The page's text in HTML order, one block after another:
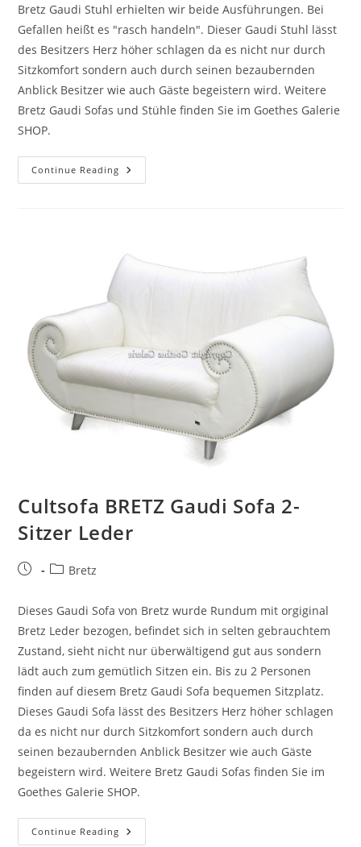
Bretz Gaudi Stuhl erhielten wir beide Ausführungen. Bei
Gefallen heißt es "rasch handeln". Dieser Gaudi Stuhl lässt
des Besitzers Herz höher schlagen da es nicht nur durch
Sitzkomfort sondern auch durch seinen bezaubernden
Anblick Besitzer wie auch Gäste begeistern wird. Weitere
Bretz Gaudi Sofas und Stühle finden Sie im Goethes Galerie
SHOP.
Continue Reading
Cultsofa BRETZ Gaudi Sofa 2-
Sitzer Leder
Bretz
Dieses Gaudi Sofa von Bretz wurde Rundum mit orgiginal
Bretz Leder bezogen, befindet sich in selten gebrauchtem
Zustand, sieht nicht nur überwältigend gut aus sondern
lädt auch zum gemütlich Sitzen ein. Bis zu 2 Personen
finden auf diesem Bretz Gaudi Sofa bequemen Sitzplatz.
Dieses Gaudi Sofa lässt des Besitzers Herz höher schlagen
da es nicht nur durch Sitzkomfort sondern auch durch
seinen bezaubernden Anblick Besitzer wie auch Gäste
begeistern wird. Weitere Bretz Gaudi Sofas finden Sie im
Goethes Galerie SHOP.
Continue Reading